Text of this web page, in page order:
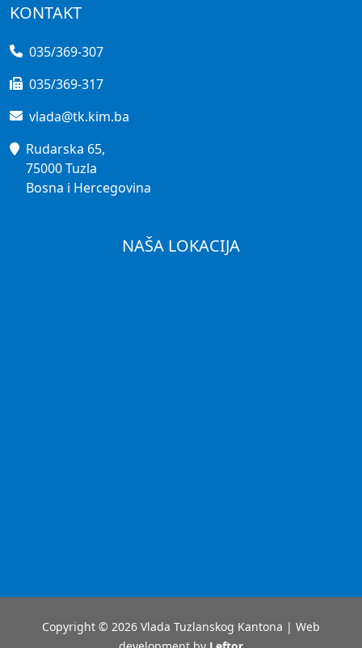
KONTAKT
035/369-307
035/369-317
vlada@tk.kim.ba
Rudarska 65,
75000 Tuzla
Bosna i Hercegovina
NAŠA LOKACIJA
Copyright © 2026 Vlada Tuzlanskog Kantona | Web